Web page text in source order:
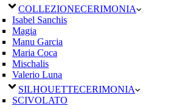
COLLEZIONECERIMONIA
Isabel Sanchis
Magia
Manu Garcia
Maria Coca
Mischalis
Valerio Luna
SILHOUETTECERIMONIA
SCIVOLATO